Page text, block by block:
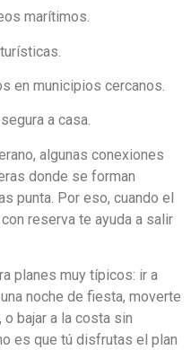
marítimos.
en municipios cercanos.
a casa.
algunas conexiones
donde se forman
punta. Por eso, cuando el
reserva te ayuda a salir
planes muy típicos: ir a
noche de fiesta, moverte
bajar a la costa sin
es que tú disfrutas el plan